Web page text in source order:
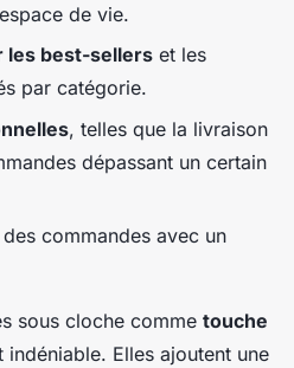
de vie.
les best-sellers et les
par catégorie.
, telles que la livraison
dépassant un certain
des commandes avec un
sous cloche comme touche
indéniable. Elles ajoutent une